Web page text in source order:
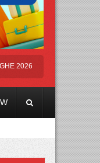
Kembali Digelar di Jakarta